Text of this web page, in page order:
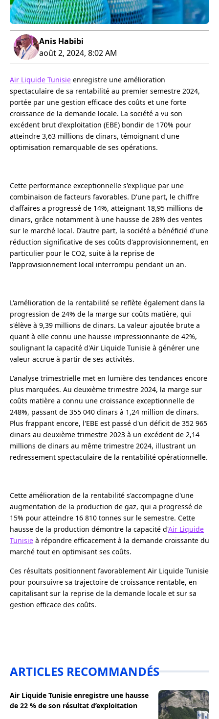
Anis Habibi
août 2, 2024, 8:02 AM
Air Liquide Tunisie enregistre une amélioration
spectaculaire de sa rentabilité au premier semestre 2024,
portée par une gestion efficace des coûts et une forte
croissance de la demande locale. La société a vu son
excédent brut d'exploitation (EBE) bondir de 170% pour
atteindre 3,63 millions de dinars, témoignant d'une
optimisation remarquable de ses opérations.
Cette performance exceptionnelle s'explique par une
combinaison de facteurs favorables. D'une part, le chiffre
d'affaires a progressé de 14%, atteignant 18,95 millions de
dinars, grâce notamment à une hausse de 28% des ventes
sur le marché local. D'autre part, la société a bénéficié d'une
réduction significative de ses coûts d'approvisionnement, en
particulier pour le CO2, suite à la reprise de
l'approvisionnement local interrompu pendant un an.
L'amélioration de la rentabilité se reflète également dans la
progression de 24% de la marge sur coûts matière, qui
s'élève à 9,39 millions de dinars. La valeur ajoutée brute a
quant à elle connu une hausse impressionnante de 42%,
soulignant la capacité d'Air Liquide Tunisie à générer une
valeur accrue à partir de ses activités.
L'analyse trimestrielle met en lumière des tendances encore
plus marquées. Au deuxième trimestre 2024, la marge sur
coûts matière a connu une croissance exceptionnelle de
248%, passant de 355 040 dinars à 1,24 million de dinars.
Plus frappant encore, l'EBE est passé d'un déficit de 352 965
dinars au deuxième trimestre 2023 à un excédent de 2,14
millions de dinars au même trimestre 2024, illustrant un
redressement spectaculaire de la rentabilité opérationnelle.
Cette amélioration de la rentabilité s'accompagne d'une
augmentation de la production de gaz, qui a progressé de
15% pour atteindre 16 810 tonnes sur le semestre. Cette
hausse de la production démontre la capacité d'Air Liquide
Tunisie à répondre efficacement à la demande croissante du
marché tout en optimisant ses coûts.
Ces résultats positionnent favorablement Air Liquide Tunisie
pour poursuivre sa trajectoire de croissance rentable, en
capitalisant sur la reprise de la demande locale et sur sa
gestion efficace des coûts.
ARTICLES RECOMMANDÉS
Air Liquide Tunisie enregistre une hausse
de 22 % de son résultat d’exploitation